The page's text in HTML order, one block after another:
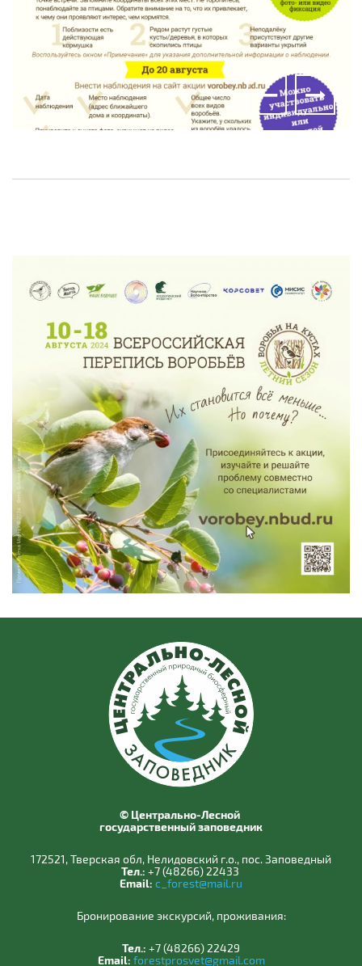
© Центрально-Лесной
государственный заповедник
172521, Тверская обл, Нелидовский г.о., пос. Заповедный
Тел.: +7 (48266) 22433
Email: c_forest@mail.ru
Бронирование экскурсий, проживания:
Тел.: +7 (48266) 22429
Email: forestprosvet@gmail.com